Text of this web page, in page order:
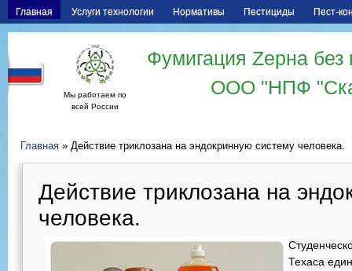
Главная Услуги технологии Нормативы Пестициды Пест-
Мы работаем по
всей России
Фумигация Zерна
ООО "НПФ
Главная » Действие триклозана на эндокринную систему человека.
Действие триклозана на
человека.
Техаса